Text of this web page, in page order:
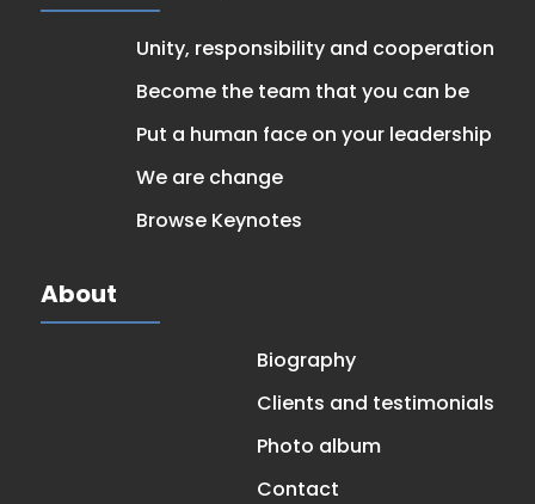
Unity, responsibility and cooperation
Become the team that you can be
Put a human face on your leadership
We are change
Browse Keynotes
About
Biography
Clients and testimonials
Photo album
Contact